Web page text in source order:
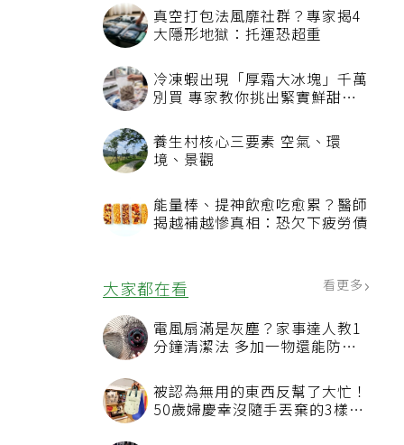
真空打包法風靡社群？專家揭4
大隱形地獄：托運恐超重
冷凍蝦出現「厚霜大冰塊」千萬
別買 專家教你挑出緊實鮮甜蝦
養生村核心三要素 空氣、環
境、景觀
能量棒、提神飲愈吃愈累？醫師
揭越補越慘真相：恐欠下疲勞債
大家都在看
電風扇滿是灰塵？家事達人教1
被認為無用的東西反幫了大忙！
50歲婦慶幸沒隨手丟棄的3樣物